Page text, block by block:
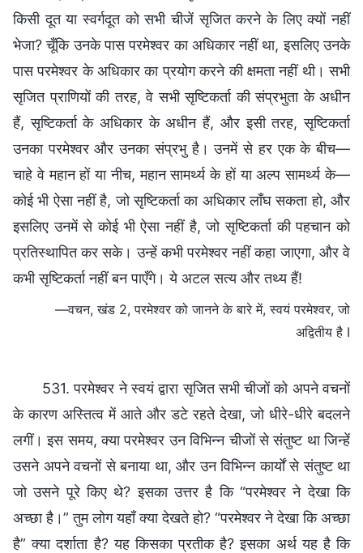
किसी दूत या स्वर्गदूत को सभी चीजें सृजित करने के लिए क्यों नहीं
भेजा? चूँकि उनके पास परमेश्वर का अधिकार नहीं था, इसलिए उनके
पास परमेश्वर के अधिकार का प्रयोग करने की क्षमता नहीं थी। सभी
सृजित प्राणियों की तरह, वे सभी सृष्टिकर्ता की संप्रभुता के अधीन
हैं, सृष्टिकर्ता के अधिकार के अधीन हैं, और इसी तरह, सृष्टिकर्ता
उनका परमेश्वर और उनका संप्रभु है। उनमें से हर एक के बीच—
चाहे वे महान हों या नीच, महान सामर्थ्य के हों या अल्प सामर्थ्य के—
कोई भी ऐसा नहीं है, जो सृष्टिकर्ता का अधिकार लाँघ सकता हो, और
इसलिए उनमें से कोई भी ऐसा नहीं है, जो सृष्टिकर्ता की पहचान को
प्रतिस्थापित कर सके। उन्हें कभी परमेश्वर नहीं कहा जाएगा, और वे
कभी सृष्टिकर्ता नहीं बन पाएँगे। ये अटल सत्य और तथ्य हैं!
—वचन, खंड 2, परमेश्वर को जानने के बारे में, स्वयं परमेश्वर, जो
अद्वितीय है I
531. परमेश्वर ने स्वयं द्वारा सृजित सभी चीजों को अपने वचनों
के कारण अस्तित्व में आते और डटे रहते देखा, जो धीरे-धीरे बदलने
लगीं। इस समय, क्या परमेश्वर उन विभिन्न चीजों से संतुष्ट था जिन्हें
उसने अपने वचनों से बनाया था, और उन विभिन्न कार्यों से संतुष्ट था
जो उसने पूरे किए थे? इसका उत्तर है कि “परमेश्वर ने देखा कि
अच्छा है।” तुम लोग यहाँ क्या देखते हो? “परमेश्वर ने देखा कि अच्छा
है” क्या दर्शाता है? यह किसका प्रतीक है? इसका अर्थ यह है कि